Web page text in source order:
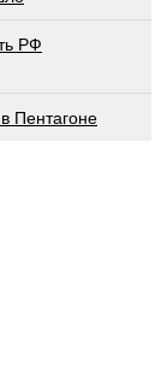
РФ
Пентагоне